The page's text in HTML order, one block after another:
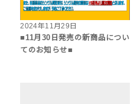
2024年11月29日
■11月30日発売の新商品につい
てのお知らせ■